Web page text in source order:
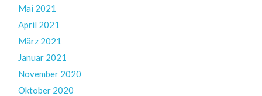
Mai 2021
April 2021
März 2021
Januar 2021
November 2020
Oktober 2020